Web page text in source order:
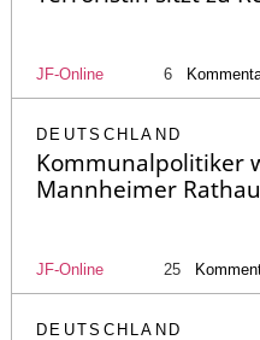
JF-Online 6
DEUTSCHLAND
Kommunalpolitiker
Mannheimer
JF-Online 25
DEUTSCHLAND